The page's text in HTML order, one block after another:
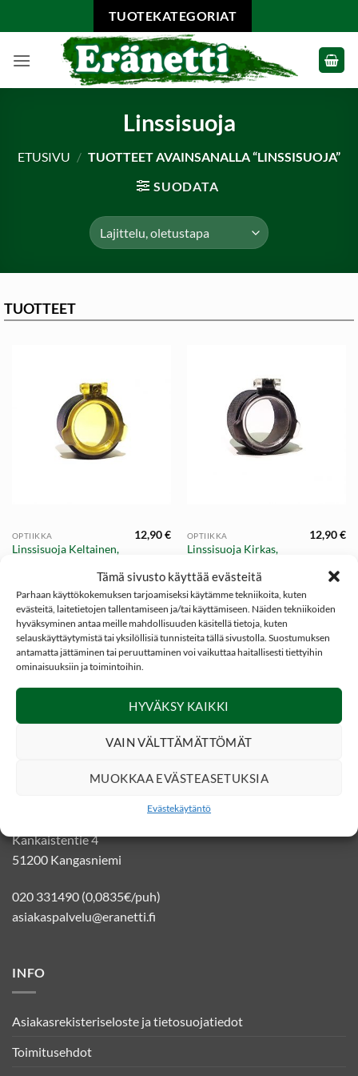
Tämä sivusto käyttää evästeitä
Parhaan käyttökokemuksen tarjoamiseksi käytämme tekniikoita, kuten
evästeitä, laitetietojen tallentamiseen ja/tai käyttämiseen. Näiden tekniikoiden
hyväksyminen antaa meille mahdollisuuden käsitellä tietoja, kuten
selauskäyttäytymistä tai yksilöllisiä tunnisteita tällä sivustolla. Suostumuksen
antamatta jättäminen tai peruuttaminen voi vaikuttaa haitallisesti tiettyihin
ominaisuuksiin ja toimintoihin.
HYVÄKSY KAIKKI
VAIN VÄLTTÄMÄTTÖMÄT
MUOKKAA EVÄSTEASETUKSIA
Evästekäytäntö
to
TUOTEKATEGORIAT
Linssisuoja
ETUSIVU / TUOTTEET AVAINSANALLA “LINSSISUOJA”
SUODATA
TUOTTEET
OPTIIKKA
Linssisuoja Keltainen,
12,90€ OPTIIKKA
Linssisuoja Kirkas,
Scope Cover
12,90€
SOSIAALINEN MEDIA
YHTEYSTIEDOT
Kankaistentie 4
51200 Kangasniemi
020 331490 (0,0835€/puh)
asiakaspalvelu@eranetti.fi
INFO
Asiakasrekisteriseloste ja tietosuojatiedot
Toimitusehdot